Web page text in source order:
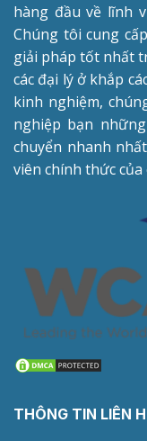
hàng đầu về lĩnh
Chúng tôi cung
giải pháp tốt nhất
các đại lý ở khắp
kinh nghiệm,
nghiệp bạn
chuyển nhanh
viên chính thức
THÔNG TIN LIÊN